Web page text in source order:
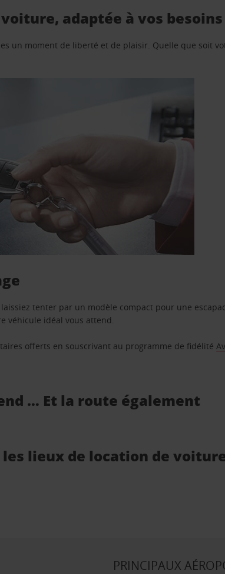
adaptée à vos besoins
un moment de liberté et de plaisir. Quelle que soit
tenter par un modèle compact pour une
véhicule idéal vous attend.
offerts en souscrivant au programme de fidélité
… Et la route également
lieux de location de
PRINCIPAUX